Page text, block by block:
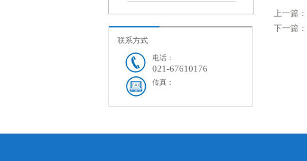
联系方式
电话：
021-67610176
传真：
上一篇：
下一篇：